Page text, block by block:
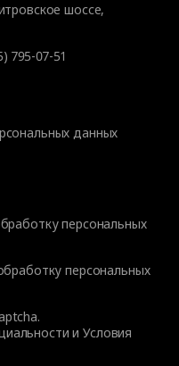
шоссе,
795-07-51
данных
персональных
персональных
иУсловия